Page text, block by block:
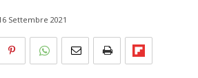
Settembre 2021